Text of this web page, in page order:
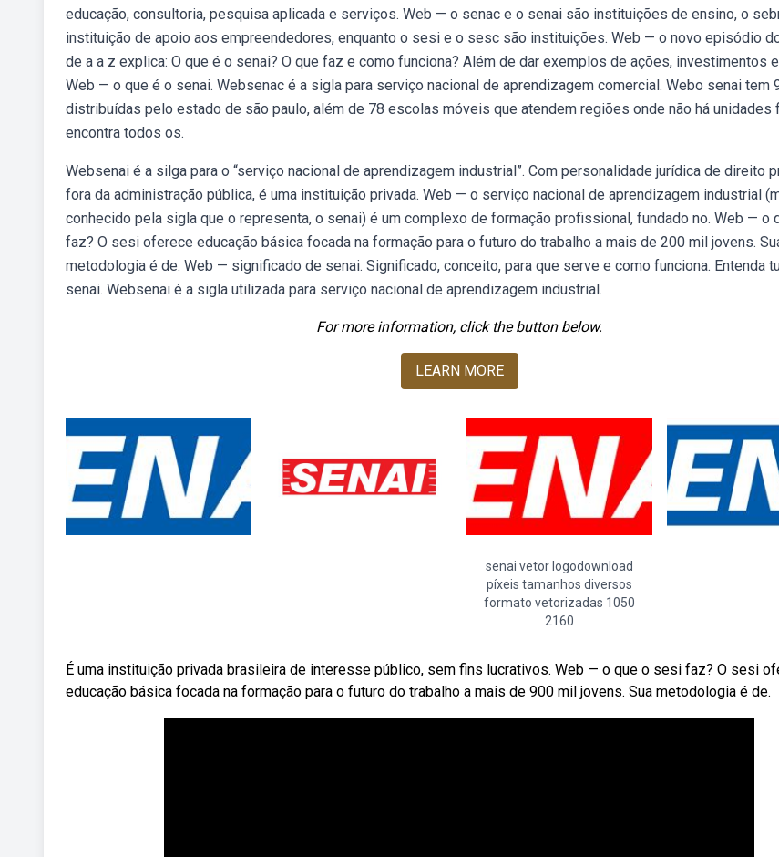
educação, consultoria, pesquisa aplicada e serviços. Web — o senac e o senai são instituições de ensino, o
instituição de apoio aos empreendedores, enquanto o sesi e o sesc são instituições. Web — o novo episódio
de a a z explica: O que é o senai? O que faz e como funciona? Além de dar exemplos de ações, investimentos
Web — o que é o senai. Websenac é a sigla para serviço nacional de aprendizagem comercial. Webo senai tem
distribuídas pelo estado de são paulo, além de 78 escolas móveis que atendem regiões onde não há unidades
encontra todos os.
Websenai é a silga para o “serviço nacional de aprendizagem industrial”. Com personalidade jurídica de direito
fora da administração pública, é uma instituição privada. Web — o serviço nacional de aprendizagem industrial
conhecido pela sigla que o representa, o senai) é um complexo de formação profissional, fundado no. Web — o
faz? O sesi oferece educação básica focada na formação para o futuro do trabalho a mais de 200 mil jovens.
metodologia é de. Web — significado de senai. Significado, conceito, para que serve e como funciona. Entenda
senai. Websenai é a sigla utilizada para serviço nacional de aprendizagem industrial.
For more information, click the button below.
LEARN MORE
senai vetor logodownload
píxeis tamanhos diversos
formato vetorizadas 1050
2160
É uma instituição privada brasileira de interesse público, sem fins lucrativos. Web — o que o sesi faz? O sesi
educação básica focada na formação para o futuro do trabalho a mais de 900 mil jovens. Sua metodologia é de.